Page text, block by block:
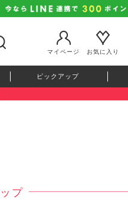
マイページ
お気に入り
ピックアップ